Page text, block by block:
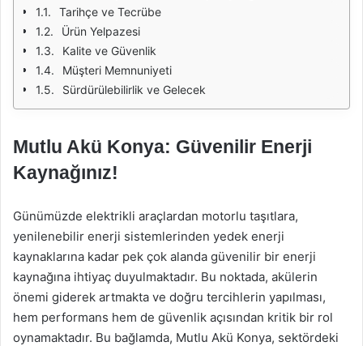
Tarihçe ve Tecrübe
Ürün Yelpazesi
Kalite ve Güvenlik
Müşteri Memnuniyeti
Sürdürülebilirlik ve Gelecek
Mutlu Akü Konya: Güvenilir Enerji
Kaynağınız!
Günümüzde elektrikli araçlardan motorlu taşıtlara,
yenilenebilir enerji sistemlerinden yedek enerji
kaynaklarına kadar pek çok alanda güvenilir bir enerji
kaynağına ihtiyaç duyulmaktadır. Bu noktada, akülerin
önemi giderek artmakta ve doğru tercihlerin yapılması,
hem performans hem de güvenlik açısından kritik bir rol
oynamaktadır. Bu bağlamda, Mutlu Akü Konya, sektördeki